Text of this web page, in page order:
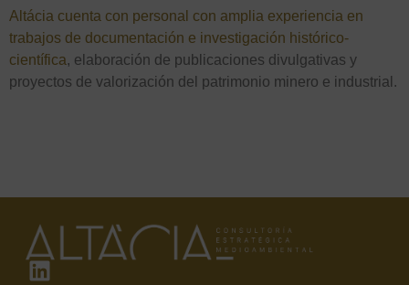
Altácia cuenta con personal con amplia experiencia en
trabajos de documentación e investigación histórico-
científica, elaboración de publicaciones divulgativas y
proyectos de valorización del patrimonio minero e industrial.